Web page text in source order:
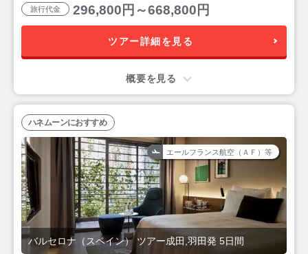
旅行代金 296,800円～668,800円
ツアー詳細を見る
概要を見る
バルセロナ（スペイン） ツアー成田,羽田発 5日間
エールフランス航空（ＡＦ）等
ハネムーンにおすすめ